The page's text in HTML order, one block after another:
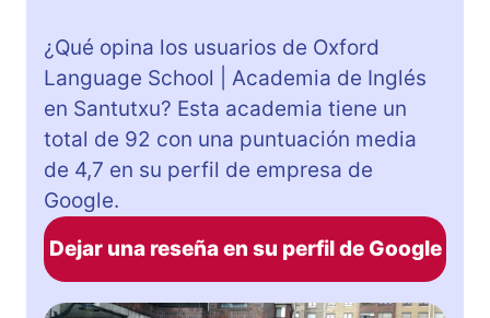
¿Qué opina los usuarios de Oxford
Language School | Academia de Inglés
en Santutxu? Esta academia tiene un
total de 92 con una puntuación media
de 4,7 en su perfil de empresa de
Google.
Dejar una reseña en su perfil de Google